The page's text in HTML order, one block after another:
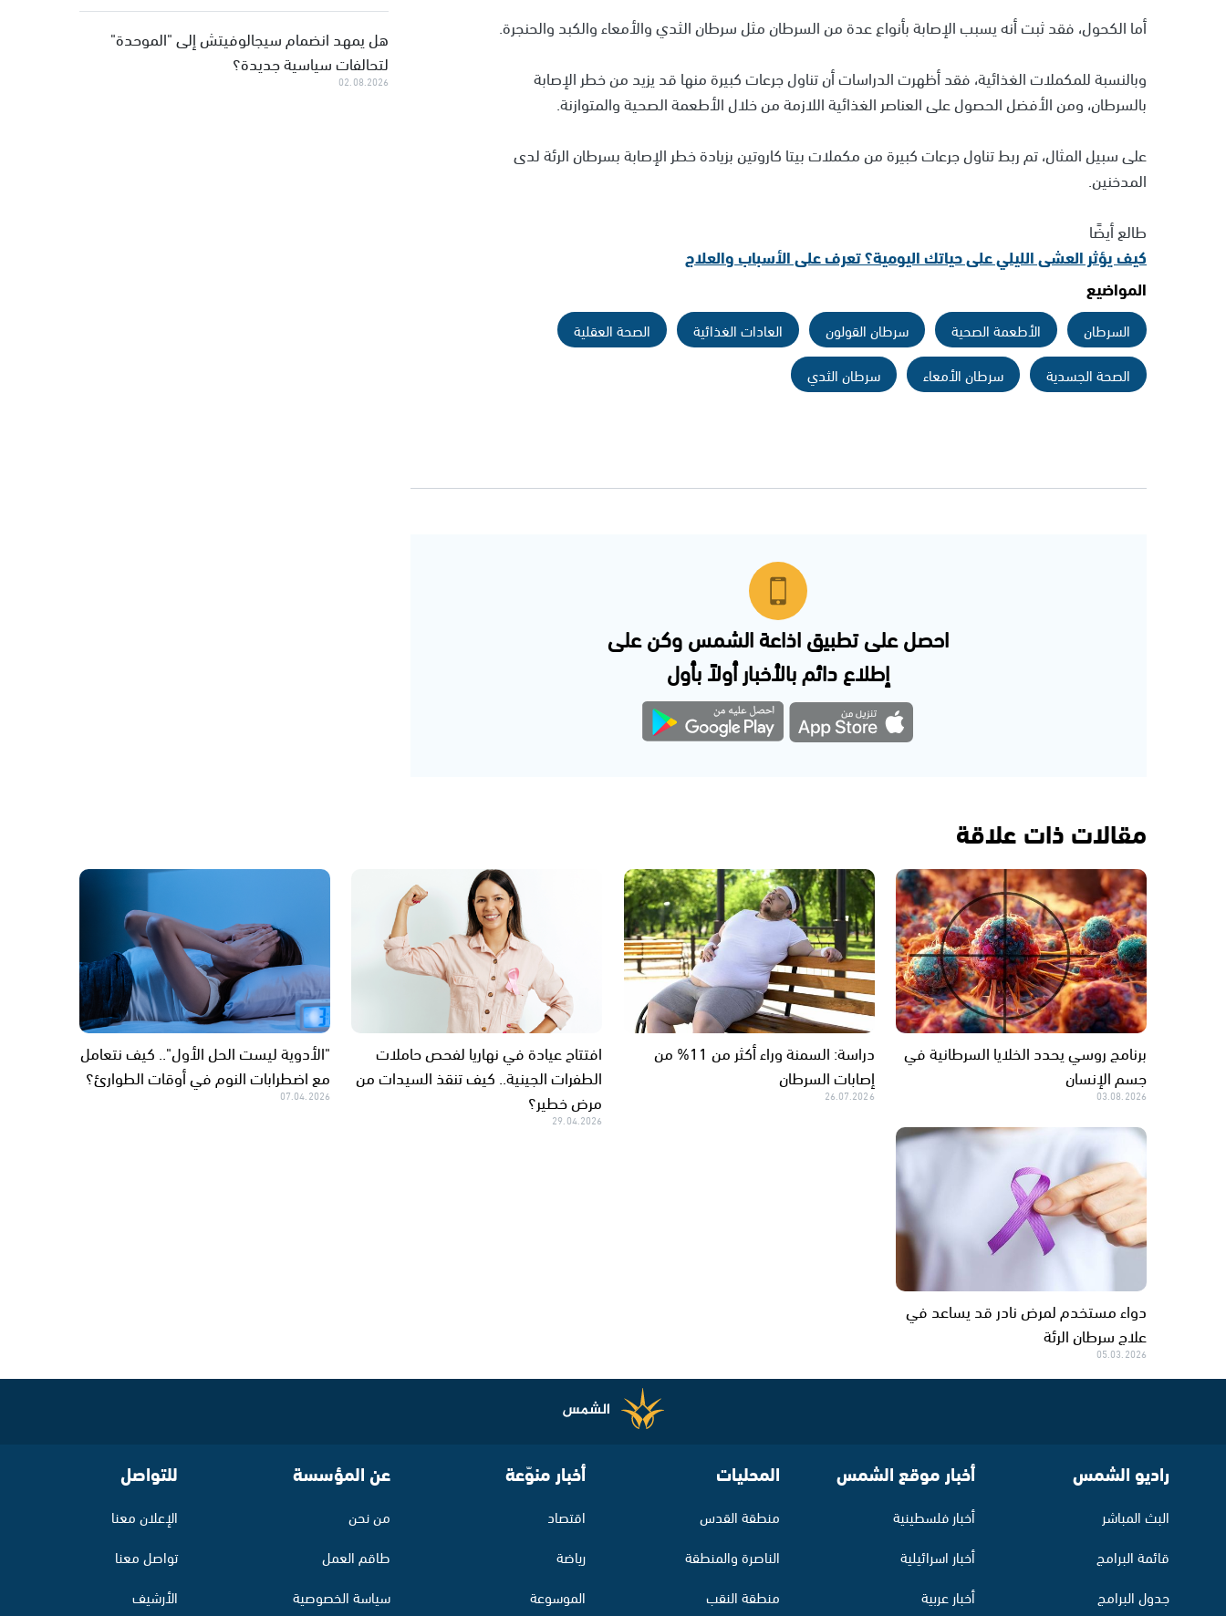
أما الكحول، فقد ثبت أنه يسبب الإصابة بأنواع عدة من السرطان مثل سرطان الثدي والأمعاء والكبد والحنجرة.
وبالنسبة للمكملات الغذائية، فقد أظهرت الدراسات أن تناول جرعات كبيرة منها قد يزيد من خطر الإصابة
بالسرطان، ومن الأفضل الحصول على العناصر الغذائية اللازمة من خلال الأطعمة الصحية والمتوازنة.
على سبيل المثال، تم ربط تناول جرعات كبيرة من مكملات بيتا كاروتين بزيادة خطر الإصابة بسرطان الرئة لدى
المدخنين.
طالع أيضًا
كيف يؤثر العشى الليلي على حياتك اليومية؟ تعرف على الأسباب والعلاج
المواضيع
السرطان الأطعمة الصحية سرطان القولون العادات الغذائية
الصحة العقلية
الصحة الجسدية
سرطان الأمعاء سرطان الثدي
احصل على تطبيق اذاعة الشمس وكن على
إطلاع دائم بالأخبار أولاً بأول
هل يمهد انضمام سيجالوفيتش إلى "الموحدة"
لتحالفات سياسية جديدة؟
02.08.2026
مقالات ذات علاقة
برنامج روسي يحدد الخلايا السرطانية في
جسم الإنسان
03.08.2026
دراسة: السمنة وراء أكثر من 11% من
إصابات السرطان
26.07.2026
افتتاح عيادة في نهاريا لفحص حاملات
الطفرات الجينية.. كيف تنقذ السيدات من
مرض خطير؟
29.04.2026
"الأدوية ليست الحل الأول".. كيف نتعامل
مع اضطرابات النوم في أوقات الطوارئ؟
07.04.2026
دواء مستخدم لمرض نادر قد يساعد في
علاج سرطان الرئة
05.03.2026
راديو الشمس
البث المباشر
قائمة البرامج
جدول البرامج
أخبار موقع الشمس
أخبار فلسطينية
أخبار اسرائيلية
أخبار عربية
المحليات
منطقة القدس
الناصرة والمنطقة
منطقة النقب
أخبار منوّعة
اقتصاد
رياضة
الموسوعة
عن المؤسسة
من نحن
طاقم العمل
سياسة الخصوصية
للتواصل
الإعلان معنا
تواصل معنا
الأرشيف